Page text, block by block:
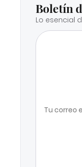
Boletín
Lo esencial